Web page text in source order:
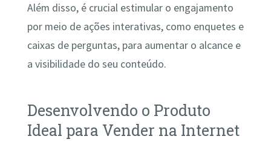
Além disso, é crucial estimular o engajamento
por meio de ações interativas, como enquetes e
caixas de perguntas, para aumentar o alcance e
a visibilidade do seu conteúdo.
Desenvolvendo o Produto
Ideal para Vender na Internet